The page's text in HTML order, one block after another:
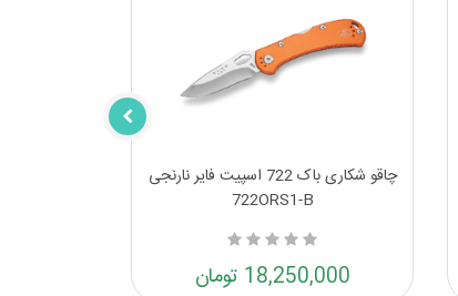
چاقو شکاری باک 722 اسپیت فایر نارنجی
722ORS1-B
18,250,000 تومان